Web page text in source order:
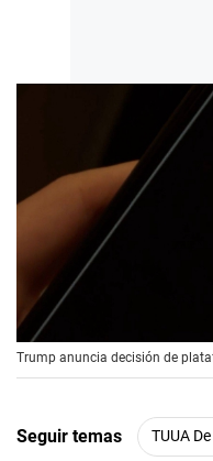
Trump anuncia decisión de
Seguir temas TUUA